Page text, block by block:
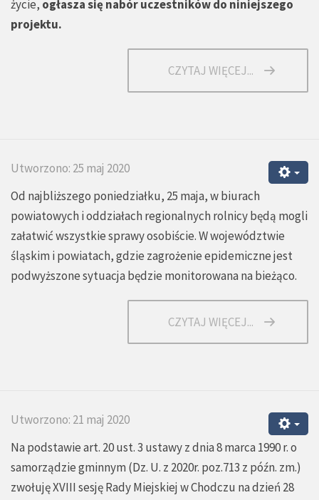
życie, ogłasza się nabór uczestników do niniejszego
projektu.
CZYTAJ WIĘCEJ...
Utworzono: 25 maj 2020
Od najbliższego poniedziałku, 25 maja, w biurach
powiatowych i oddziałach regionalnych rolnicy będą mogli
załatwić wszystkie sprawy osobiście. W województwie
śląskim i powiatach, gdzie zagrożenie epidemiczne jest
podwyższone sytuacja będzie monitorowana na bieżąco.
CZYTAJ WIĘCEJ...
Utworzono: 21 maj 2020
Na podstawie art. 20 ust. 3 ustawy z dnia 8 marca 1990 r. o
samorządzie gminnym (Dz. U. z 2020r. poz.713 z późn. zm.)
zwołuję XVIII sesję Rady Miejskiej w Chodczu na dzień 28